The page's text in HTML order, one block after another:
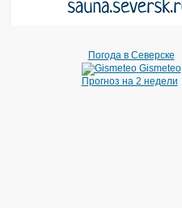
Погода в Северске
Gismeteo
Прогноз на 2 недели